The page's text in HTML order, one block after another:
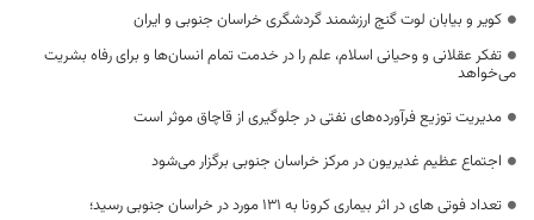
کویر و بیابان لوت گنج ارزشمند گردشگری خراسان جنوبی و ایران
تفکر عقلانی و وحیانی اسلام، علم را در خدمت تمام انسان‌ها و برای رفاه بشریت
می‌خواهد
مدیریت توزیع فرآورده‌های نفتی در جلوگیری از قاچاق موثر است
اجتماع عظیم غدیریون در مرکز خراسان جنوبی برگزار می‌شود
تعداد فوتی های در اثر بیماری کرونا به ۱۳۱ مورد در خراسان جنوبی رسید؛